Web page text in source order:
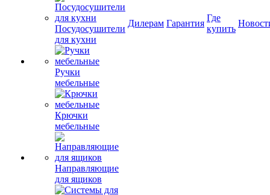
Посудосушители
для кухни
Ручки
мебельные
Крючки
мебельные
Направляющие
для ящиков
Дилерам Гарантия
Где
купить